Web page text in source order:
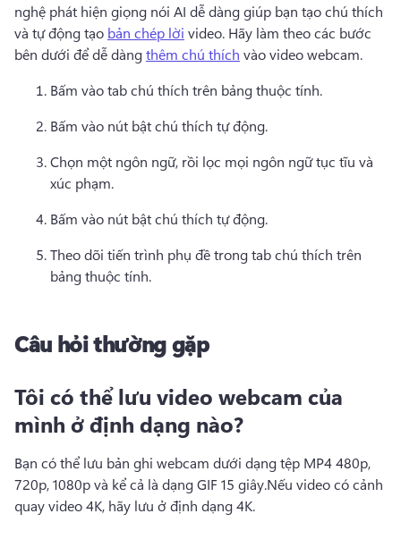
nghệ phát hiện giọng nói AI dễ dàng giúp bạn tạo chú thích
và tự động tạo bản chép lời video. Hãy làm theo các bước
bên dưới để dễ dàng thêm chú thích vào video webcam.
Bấm vào tab chú thích trên bảng thuộc tính.
Bấm vào nút bật chú thích tự động.
Chọn một ngôn ngữ, rồi lọc mọi ngôn ngữ tục tĩu và
xúc phạm.
Bấm vào nút bật chú thích tự động.
Theo dõi tiến trình phụ đề trong tab chú thích trên
bảng thuộc tính.
Câu hỏi thường gặp
Tôi có thể lưu video webcam của
mình ở định dạng nào?
Bạn có thể lưu bản ghi webcam dưới dạng tệp MP4 480p,
720p, 1080p và kể cả là dạng GIF 15 giây.Nếu video có cảnh
quay video 4K, hãy lưu ở định dạng 4K.